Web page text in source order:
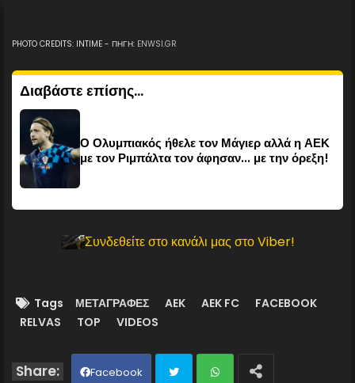
PHOTO CREDITS: INTIME - ΠΗΓΗ: ENWSI.GR
Διαβάστε επίσης...
Ο Ολυμπιακός ήθελε τον Μάγιερ αλλά η ΑΕΚ
με τον Ριμπάλτα τον άφησαν... με την όρεξη!
Συνδεθείτε στο κανάλι μας στο Viber!
Tags ΜΕΤΑΓΡΑΦΕΣ AEK AEK FC
FACEBOOK
RELVAS
TOP VIDEOS
Facebook